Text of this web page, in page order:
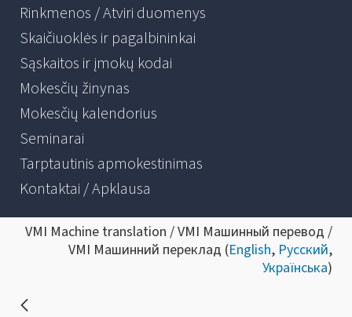
Rinkmenos / Atviri duomenys
Skaičiuoklės ir pagalbininkai
Sąskaitos ir įmokų kodai
Mokesčių žinynas
Mokesčių kalendorius
Seminarai
Tarptautinis apmokestinimas
Kontaktai / Apklausa
VMI Machine translation / VMI Машинный перевод /
VMI Машинний переклад (English, Русский,
Українська)